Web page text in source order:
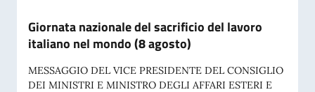
Giornata nazionale del sacrificio del lavoro
italiano nel mondo (8 agosto)
MESSAGGIO DEL VICE PRESIDENTE DEL CONSIGLIO
DEI MINISTRI E MINISTRO DEGLI AFFARI ESTERI E